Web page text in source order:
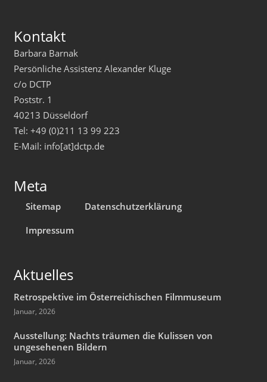
Kontakt
Barbara Barnak
Persönliche Assistenz Alexander Kluge
c/o DCTP
Poststr. 1
40213 Düsseldorf
Tel: +49 (0)211 13 99 223
E-Mail: info[at]dctp.de
Meta
Sitemap
Datenschutzerklärung
Impressum
Aktuelles
Retrospektive im Österreichischen Filmmuseum
Januar, 2026
Ausstellung: Nachts träumen die Kulissen von
ungesehenen Bildern
Januar, 2026